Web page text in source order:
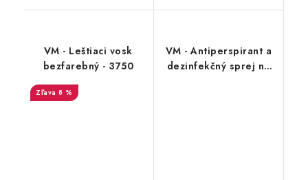
VM - Leštiaci vosk
bezfarebný - 3750
8 %
VM - Antiperspirant a
dezinfekčný sprej na